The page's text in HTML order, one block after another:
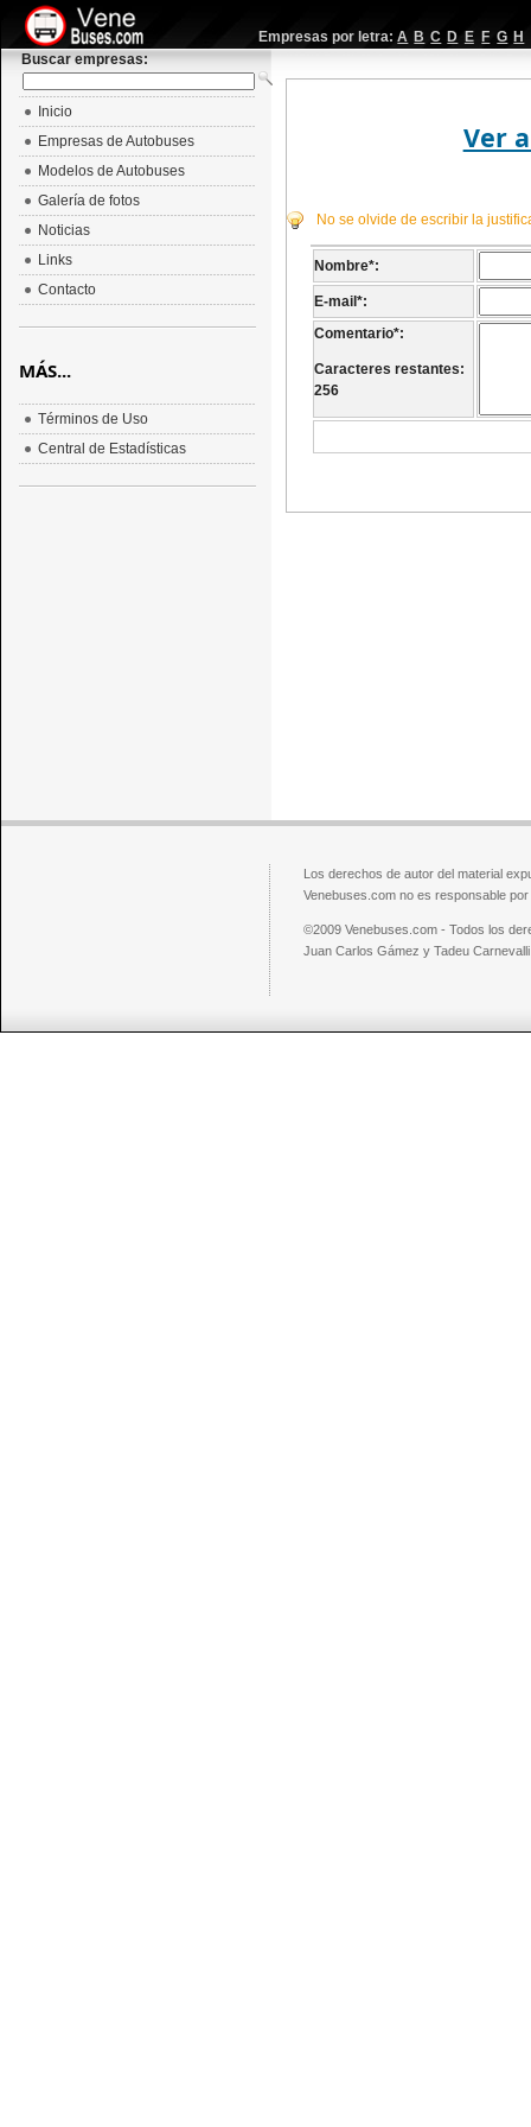
Empresas por letra: A B C D E F G H
Buscar empresas:
Ver
No se olvide de escribir la
Nombre*:
E-mail*:
Comentario*:
Caracteres restantes:
256
Inicio
Empresas de Autobuses
Modelos de Autobuses
Galería de fotos
Noticias
Links
Contacto
MÁS...
Términos de Uso
Central de Estadísticas
Los derechos de autor del material
Venebuses.com no es responsable
©2009 Venebuses.com - Todos los
Juan Carlos Gámez y Tadeu Carnevalli